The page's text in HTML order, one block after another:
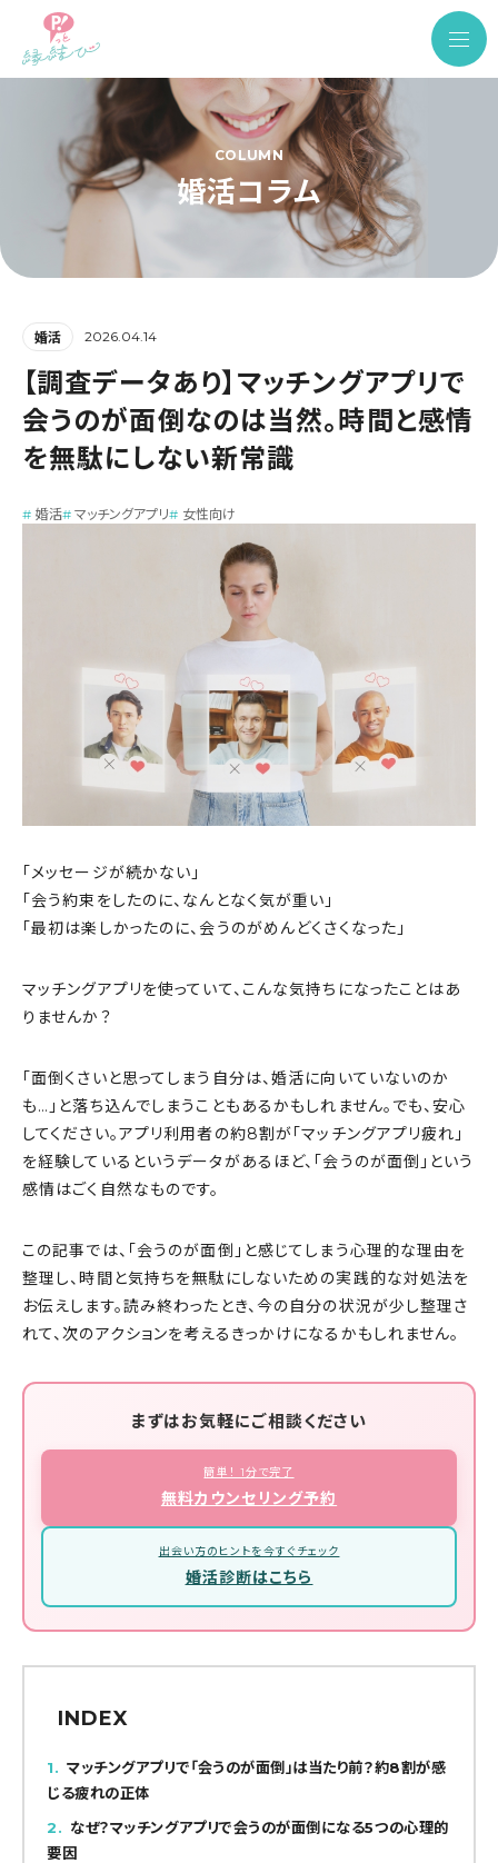
COLUMN
婚活コラム
婚活 2026.04.14
【調査データあり】マッチングアプリで
会うのが面倒なのは当然。時間と感情
を無駄にしない新常識
婚活 マッチングアプリ 女性向け
「メッセージが続かない」
「会う約束をしたのに、なんとなく気が重い」
「最初は楽しかったのに、会うのがめんどくさくなった」
マッチングアプリを使っていて、こんな気持ちになったことはあ
りませんか？
「面倒くさいと思ってしまう自分は、婚活に向いていないのか
も…」と落ち込んでしまうこともあるかもしれません。でも、安心
してください。アプリ利用者の約8割が「マッチングアプリ疲れ」
を経験しているというデータがあるほど、「会うのが面倒」という
感情はごく自然なものです。
この記事では、「会うのが面倒」と感じてしまう心理的な理由を
整理し、時間と気持ちを無駄にしないための実践的な対処法を
お伝えします。読み終わったとき、今の自分の状況が少し整理さ
れて、次のアクションを考えるきっかけになるかもしれません。
まずはお気軽にご相談ください
簡単！ 1分で完了
無料カウンセリング予約
出会い方のヒントを今すぐチェック
婚活診断はこちら
INDEX
1
マッチングアプリで「会うのが面倒」は当たり前？約8割が感
じる疲れの正体
2
なぜ？マッチングアプリで会うのが面倒になる5つの心理的
要因